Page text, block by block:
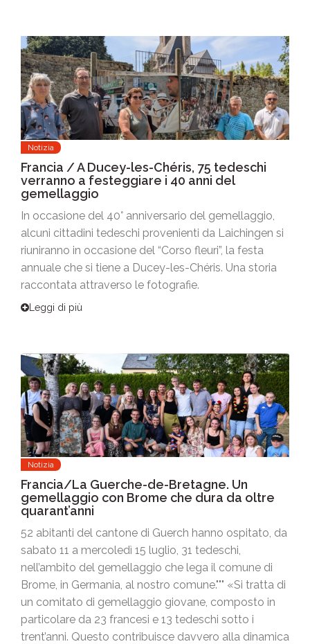
Notizia
Francia / A Ducey-les-Chéris, 75 tedeschi
verranno a festeggiare i 40 anni del
gemellaggio
In occasione del 40° anniversario del gemellaggio,
alcuni cittadini tedeschi provenienti da Laichingen si
riuniranno in occasione del “Corso fleuri”, la festa
annuale che si tiene a Ducey-les-Chéris. Una storia
raccontata attraverso le fotografie.
Leggi di più
Notizia
Francia/La Guerche-de-Bretagne. Un
gemellaggio con Brome che dura da oltre
quarant’anni
52 abitanti del cantone di Guerch hanno ospitato, da
sabato 11 a mercoledì 15 luglio, 31 tedeschi,
nell’ambito del gemellaggio che lega il comune di
Brome, in Germania, al nostro comune.""" «Si tratta di
un comitato di gemellaggio giovane, composto in
particolare da 23 francesi e 13 tedeschi sotto i
trent’anni. Questo contribuisce davvero alla dinamica